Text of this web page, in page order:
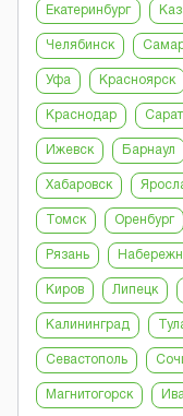
Екатеринбург
Челябинск
Уфа Красноярск
Краснодар
Ижевск Барнаул
Хабаровск
Томск Оренбург
Рязань
Киров Липецк
Калининград
Севастополь
Магнитогорск